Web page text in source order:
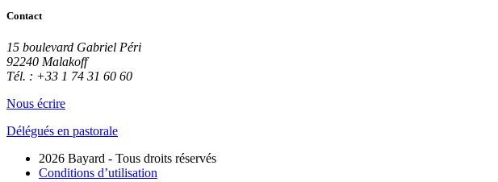
Contact
15 boulevard Gabriel Péri
92240 Malakoff
Tél. : +33 1 74 31 60 60
Nous écrire
Délégués en pastorale
2026 Bayard - Tous droits réservés
Conditions d’utilisation